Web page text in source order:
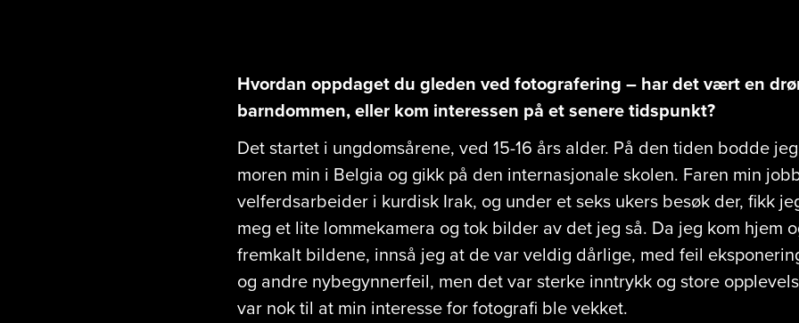
Hvordan oppdaget du gleden ved fotografering – har det vært en
barndommen, eller kom interessen på et senere tidspunkt?
Det startet i ungdomsårene, ved 15-16 års alder. På den tiden bodde
moren min i Belgia og gikk på den internasjonale skolen. Faren min
velferdsarbeider i kurdisk Irak, og under et seks ukers besøk der, fikk
meg et lite lommekamera og tok bilder av det jeg så. Da jeg kom hjem
fremkalt bildene, innså jeg at de var veldig dårlige, med feil
og andre nybegynnerfeil, men det var sterke inntrykk og store
var nok til at min interesse for fotografi ble vekket.